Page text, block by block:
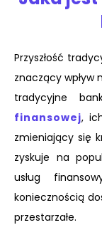
Przyszłość
znaczący wpływ
tradycyjne
finansowej,
zmieniający się
zyskuje na
usług
koniecznością
przestarzałe.